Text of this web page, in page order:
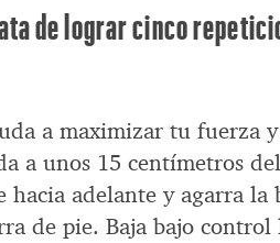
de lograr cinco
a maximizar tu fuerza
a unos 15 centímetros
adelante y agarra la
de pie. Baja bajo control